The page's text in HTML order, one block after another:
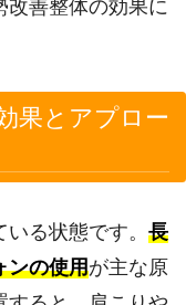
改善整体の効果に
果とアプロー
る状態です。 長
ンの使用が主な原